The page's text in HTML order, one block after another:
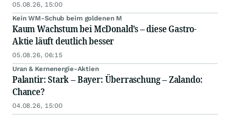
05.08.26, 15:00
Kein WM-Schub beim goldenen M
Kaum Wachstum bei McDonald’s – diese Gastro-
Aktie läuft deutlich besser
05.08.26, 06:15
Uran & Kernenergie-Aktien
Palantir: Stark – Bayer: Überraschung – Zalando:
Chance?
04.08.26, 15:00